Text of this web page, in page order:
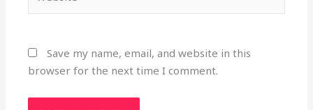
Save my name, email, and website in this
browser for the next time I comment.